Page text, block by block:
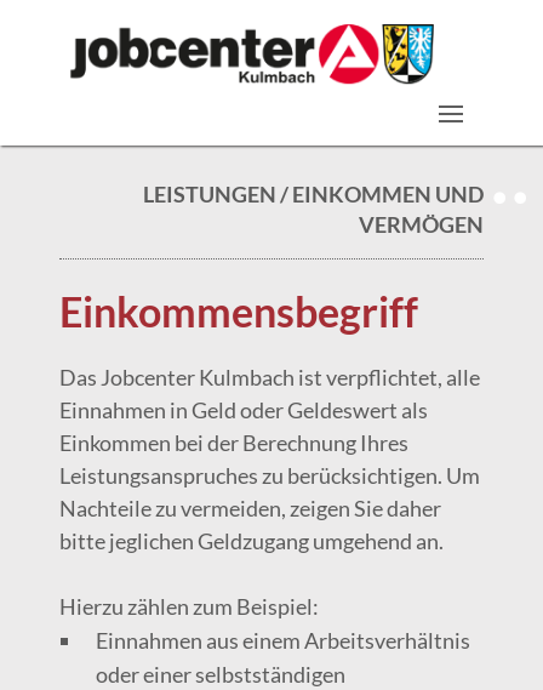
LEISTUNGEN / EINKOMMEN UND
VERMÖGEN
Einkommensbegriff
Das Jobcenter Kulmbach ist verpflichtet, alle
Einnahmen in Geld oder Geldeswert als
Einkommen bei der Berechnung Ihres
Leistungsanspruches zu berücksichtigen. Um
Nachteile zu vermeiden, zeigen Sie daher
bitte jeglichen Geldzugang umgehend an.
Hierzu zählen zum Beispiel:
Einnahmen aus einem Arbeitsverhältnis
oder einer selbstständigen